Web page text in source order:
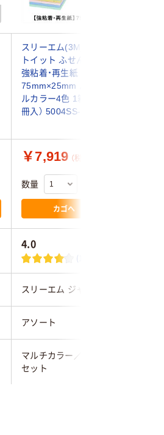
スリーエム(3M) ポス
トイット ふせん 付箋
強粘着・再生紙
75mm×25mm パステ
ルカラー4色 1箱（80
冊入） 5004SS-K
￥7,919 （税込）
数量
カゴへ
4.0
(1)
スリーエム ジャパン
アソート
マルチカラー／多色
セット